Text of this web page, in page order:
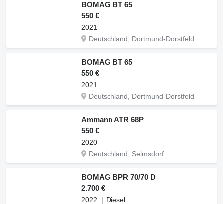
BOMAG BT 65
550 €
2021
Deutschland, Dortmund-Dorstfeld
BOMAG BT 65
550 €
2021
Deutschland, Dortmund-Dorstfeld
Ammann ATR 68P
550 €
2020
Deutschland, Selmsdorf
BOMAG BPR 70/70 D
2.700 €
2022
Diesel